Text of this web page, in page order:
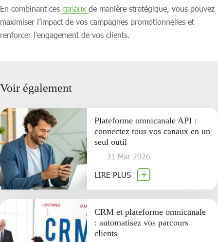
En combinant ces canaux de manière stratégique, vous pouvez
maximiser l’impact de vos campagnes promotionnelles et
renforcer l’engagement de vos clients.
Voir également
Plateforme omnicanale API :
connectez tous vos canaux en un
seul outil
31 Mar 2026
LIRE PLUS
CRM et plateforme omnicanale
: automatisez vos parcours
clients